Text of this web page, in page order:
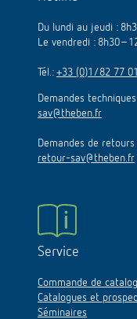
Du lundi au jeudi :
Le vendredi :
Tél.: +33 (0)1/82 77
Demandes
sav@theben.fr
Demandes de retours
retour-sav@theben.fr
Service
Commande de
Catalogues et
Séminaires